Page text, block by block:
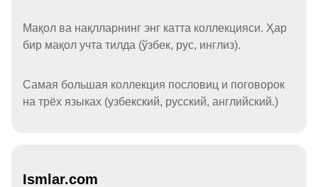
Мақол ва нақлларнинг энг катта коллекцияси. Ҳар
бир мақол учта тилда (ўзбек, рус, инглиз).
Самая большая коллекция пословиц и поговорок
на трёх языках (узбекский, русский, английский.)
Ismlar.com